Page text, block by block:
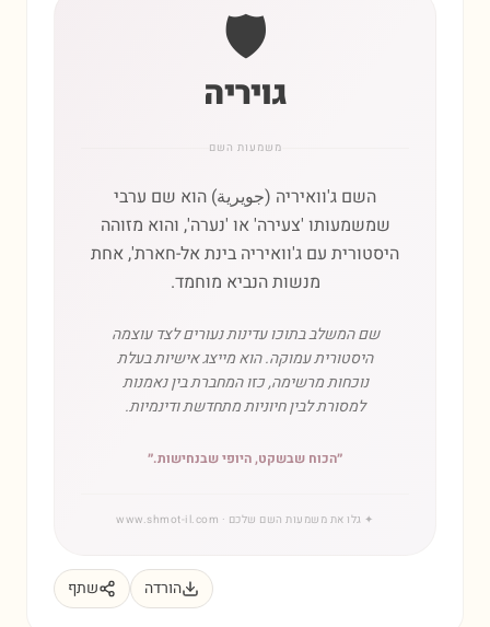
🛡️
גויריה
משמעות השם
השם ג'וואיריה (جويرية) הוא שם ערבי
שמשמעותו 'צעירה' או 'נערה', והוא מזוהה
היסטורית עם ג'וואיריה בינת אל-חארת', אחת
מנשות הנביא מוחמד.
שם המשלב בתוכו עדינות נעורים לצד עוצמה
היסטורית עמוקה. הוא מייצג אישיות בעלת
נוכחות מרשימה, כזו המחברת בין נאמנות
למסורת לבין חיוניות מתחדשת ודינמיות.
״הכוח שבשקט, היופי שבנחישות.״
✦ גלו את משמעות השם שלכם · www.shmot-il.com
הורדה שתף